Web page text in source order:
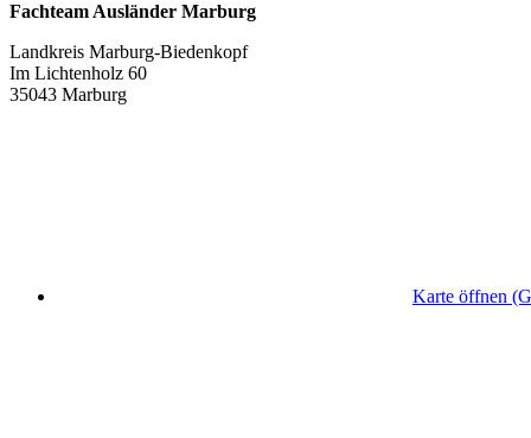
Fachteam Ausländer Marburg
Landkreis Marburg-Biedenkopf
Im Lichtenholz 60
35043 Marburg
Karte öffnen